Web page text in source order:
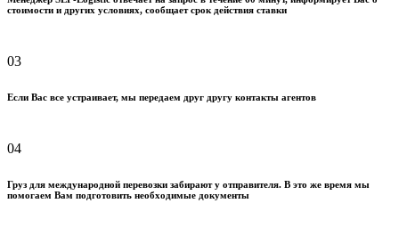
стоимости и других условиях, сообщает срок действия ставки
03
Если Вас все устраивает, мы передаем друг другу контакты агентов
04
Груз для международной перевозки забирают у отправителя. В это же время мы
помогаем Вам подготовить необходимые документы